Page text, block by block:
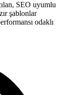
SEO uyumlu
şablonlar
odaklı